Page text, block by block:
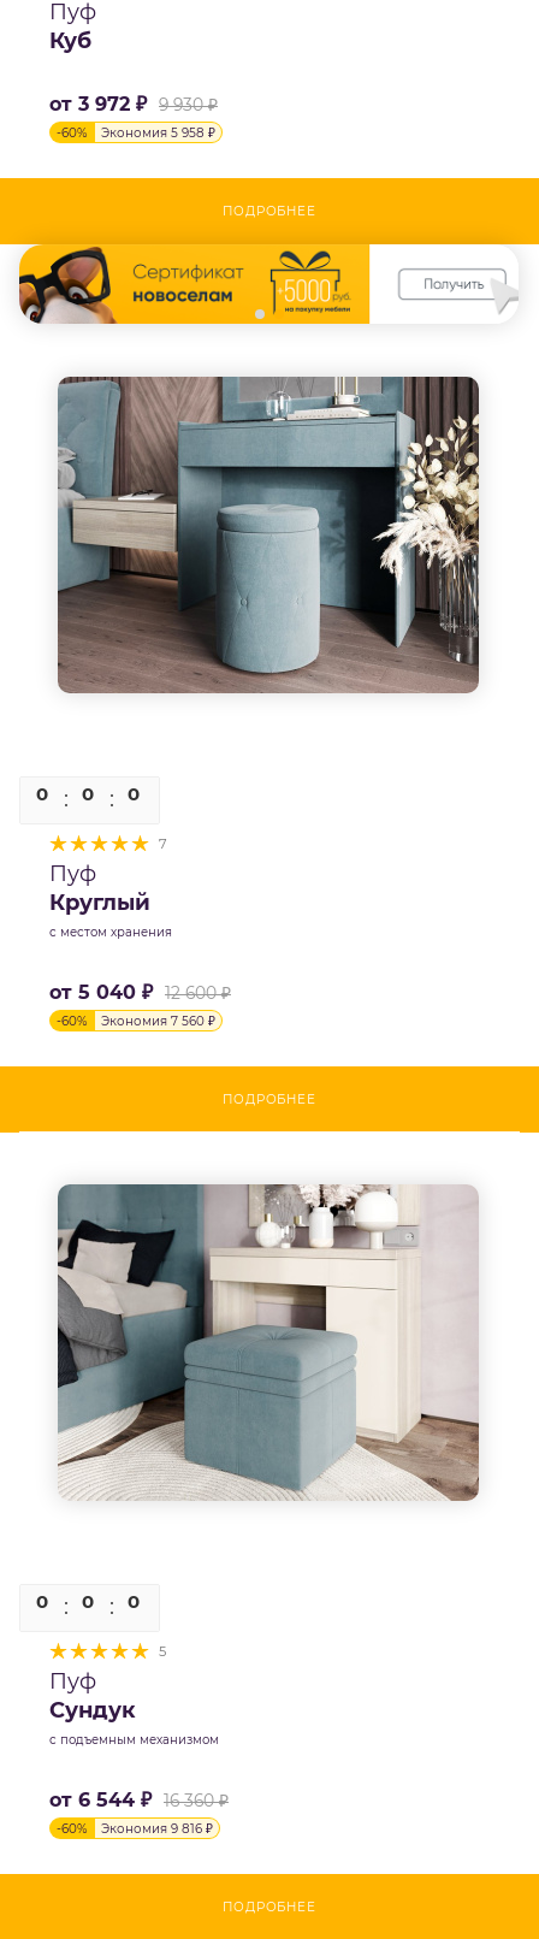
Пуф
Куб
от 3 972 ₽ 9 930 ₽
-60% Экономия 5 958 ₽
ПОДРОБНЕЕ
0 0 0
7
Пуф
Круглый
с местом хранения
от 5 040 ₽ 12 600 ₽
-60% Экономия 7 560 ₽
ПОДРОБНЕЕ
0 0 0
5
Пуф
Сундук
с подъемным механизмом
от 6 544 ₽ 16 360 ₽
-60% Экономия 9 816 ₽
ПОДРОБНЕЕ